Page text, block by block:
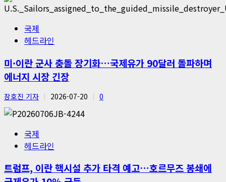
국제
헤드라인
미·이란 군사 충돌 장기화…국제유가 90달러 돌파하며
에너지 시장 긴장
장호진 기자 2026-07-20 0
국제
헤드라인
트럼프, 이란 핵시설 추가 타격 예고…호르무즈 봉쇄에